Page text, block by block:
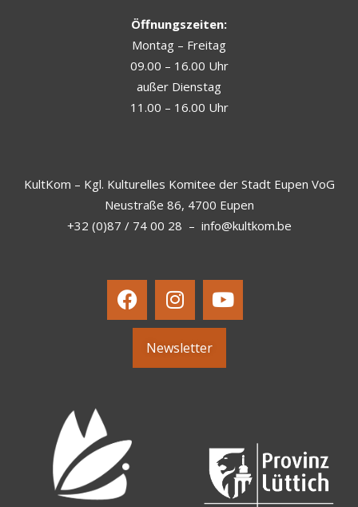
Öffnungszeiten:
Montag – Freitag
09.00 – 16.00 Uhr
außer Dienstag
11.00 – 16.00 Uhr
KultKom – Kgl. Kulturelles Komitee der Stadt Eupen VoG
Neustraße 86, 4700 Eupen
+32 (0)87 / 74 00 28 – info@kultkom.be
Newsletter